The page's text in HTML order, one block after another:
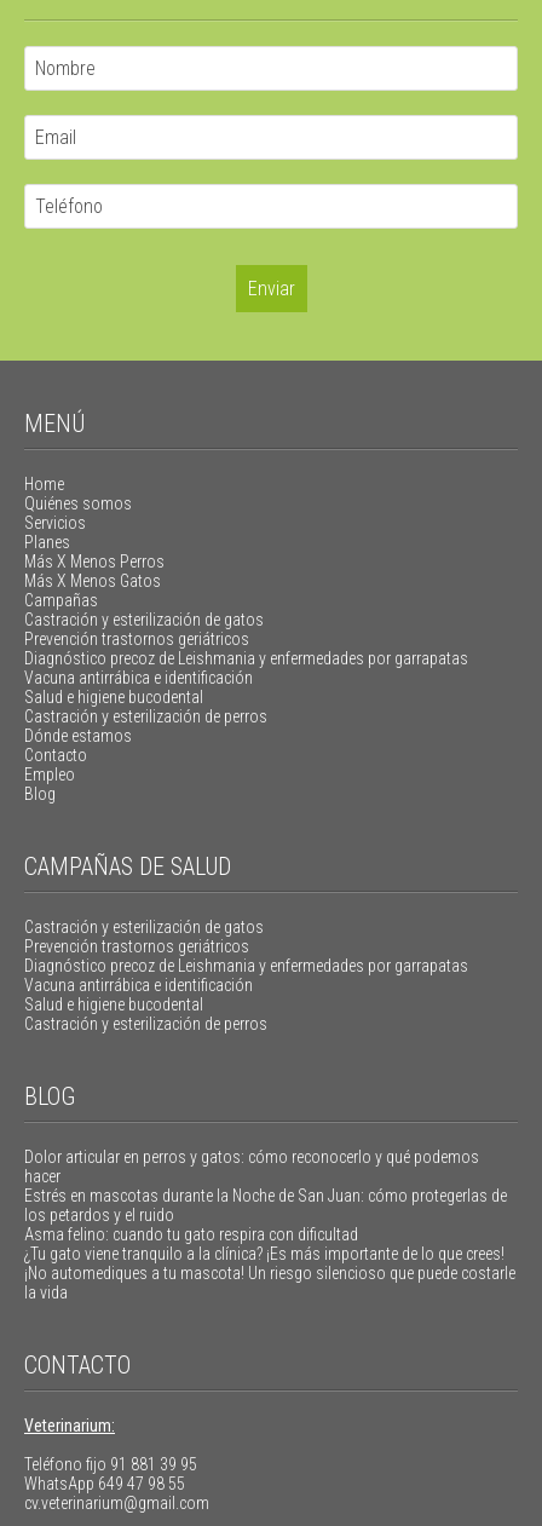
MENÚ
Home
Quiénes somos
Servicios
Planes
Más X Menos Perros
Más X Menos Gatos
Campañas
Castración y esterilización de gatos
Prevención trastornos geriátricos
Diagnóstico precoz de Leishmania y enfermedades por garrapatas
Vacuna antirrábica e identificación
Salud e higiene bucodental
Castración y esterilización de perros
Dónde estamos
Contacto
Empleo
Blog
CAMPAÑAS DE SALUD
Castración y esterilización de gatos
Prevención trastornos geriátricos
Diagnóstico precoz de Leishmania y enfermedades por garrapatas
Vacuna antirrábica e identificación
Salud e higiene bucodental
Castración y esterilización de perros
BLOG
Dolor articular en perros y gatos: cómo reconocerlo y qué podemos
hacer
Estrés en mascotas durante la Noche de San Juan: cómo protegerlas de
los petardos y el ruido
Asma felino: cuando tu gato respira con dificultad
¿Tu gato viene tranquilo a la clínica? ¡Es más importante de lo que crees!
¡No automediques a tu mascota! Un riesgo silencioso que puede costarle
la vida
CONTACTO
Veterinarium:
Teléfono fijo 91 881 39 95
WhatsApp 649 47 98 55
cv.veterinarium@gmail.com